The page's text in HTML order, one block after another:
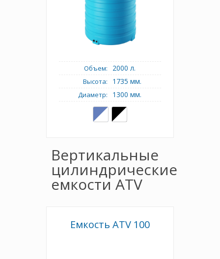
Объем: 2000 л.
Высота: 1735 мм.
Диаметр: 1300 мм.
Вертикальные
цилиндрические
емкости ATV
Емкость ATV 100